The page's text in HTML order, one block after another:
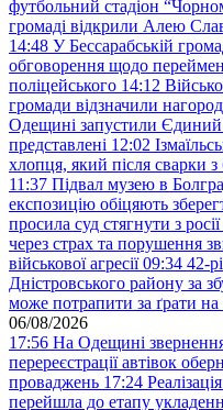
футбольний стадіон
громаді відкрили Алею
14:48 У Бессарабській
обговорення щодо
поліцейського 14:12
громади відзначили
Одещині запустили Єдиний
представлені 12:02
хлопця, який після сварки
11:37 Підвал музею в
експозицію обіцяють
просила суд стягнути з
через страх та порушення
військової агресії 09:34 42-
Дністровського району за
може потрапити за ґрати на
06/08/2026
17:56 На Одещині
перереєстрації автівок
проваджень 17:24
перейшла до етапу